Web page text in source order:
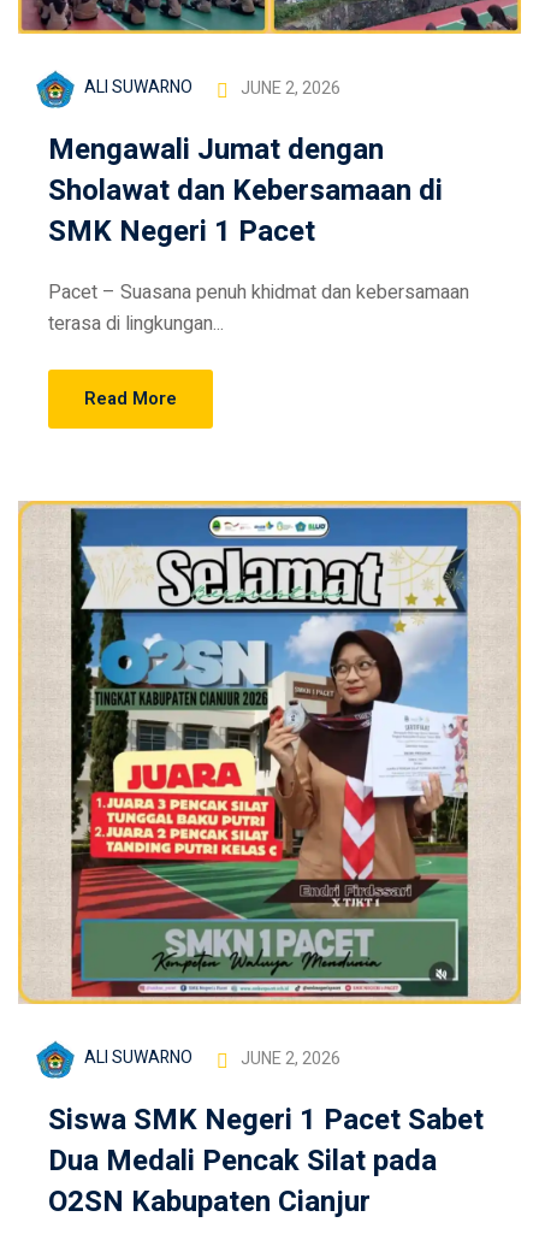
ALI SUWARNO JUNE 2, 2026
Mengawali Jumat dengan
Sholawat dan Kebersamaan di
SMK Negeri 1 Pacet
Pacet – Suasana penuh khidmat dan kebersamaan
terasa di lingkungan...
Read More
ALI SUWARNO JUNE 2, 2026
Siswa SMK Negeri 1 Pacet Sabet
Dua Medali Pencak Silat pada
O2SN Kabupaten Cianjur